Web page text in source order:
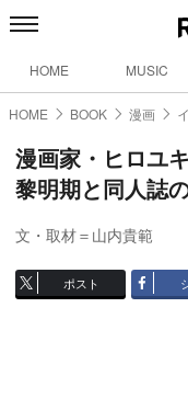
HOME MUSIC
HOME BOOK 漫画
漫画家・ヒロユ
黎明期と同人誌
文・取材＝山内貴範
ポスト